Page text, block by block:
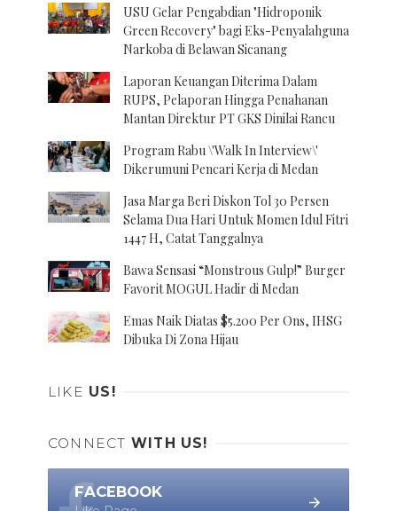
USU Gelar Pengabdian "Hidroponik
Green Recovery" bagi Eks-Penyalahguna
Narkoba di Belawan Sicanang
Laporan Keuangan Diterima Dalam
RUPS, Pelaporan Hingga Penahanan
Mantan Direktur PT GKS Dinilai Rancu
Program Rabu \'Walk In Interview\'
Dikerumuni Pencari Kerja di Medan
Jasa Marga Beri Diskon Tol 30 Persen
Selama Dua Hari Untuk Momen Idul Fitri
1447 H, Catat Tanggalnya
Bawa Sensasi “Monstrous Gulp!” Burger
Favorit MOGUL Hadir di Medan
Emas Naik Diatas $5.200 Per Ons, IHSG
Dibuka Di Zona Hijau
LIKE US!
CONNECT WITH US!
FACEBOOK